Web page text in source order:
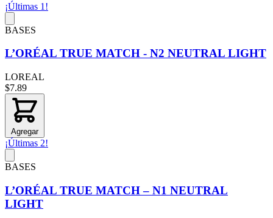
¡Últimas 1!
BASES
L’ORÉAL TRUE MATCH - N2 NEUTRAL LIGHT
LOREAL
$7.89
Agregar
¡Últimas 2!
BASES
L’ORÉAL TRUE MATCH – N1 NEUTRAL
LIGHT